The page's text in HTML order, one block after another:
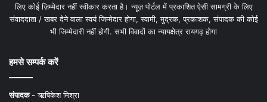
लिए कोई ज़िम्मेदार नहीं स्वीकार करता है। न्यूज़ पोर्टल में प्रकाशित ऐसी सामग्री के लिए
संवाददाता / खबर देने वाला स्वयं जिम्मेदार होगा, स्वामी, मुद्रक, प्रकाशक, संपादक की कोई
भी जिम्मेदारी नहीं होगी. सभी विवादों का न्यायक्षेत्र रायगढ़ होगा
हमसे सम्पर्क करें
संपादक -ऋषिकेश मिश्रा